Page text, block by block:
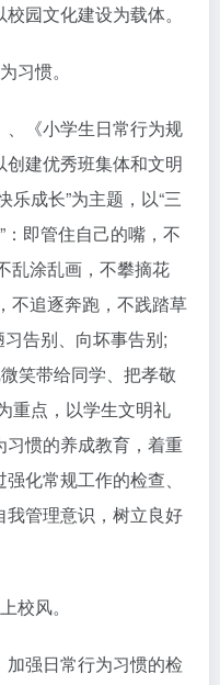
园文化建设为载体。
习惯。
《小学生日常行为规
建优秀班集体和文明
乐成长”为主题，以“三
：即管住自己的嘴，不
乱涂乱画，不攀摘花
不追逐奔跑，不践踏草
习告别、向坏事告别;
笑带给同学、把孝敬
重点，以学生文明礼
惯的养成教育，着重
化常规工作的检查、
管理意识，树立良好
校风。
强日常行为习惯的检